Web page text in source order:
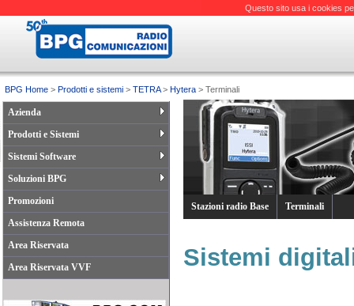
BPG Home > Prodotti e sistemi > TETRA> Hytera > Terminali
Azienda
Prodotti e Sistemi
Sistemi Software
Soluzioni BPG
Promozioni
Assistenza Remota
Area Riservata
Area Riservata VVF
Stazioni radio Base Terminali
Sistemi
Questo sito usa i cookies